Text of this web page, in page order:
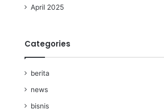
April 2025
Categories
berita
news
bisnis